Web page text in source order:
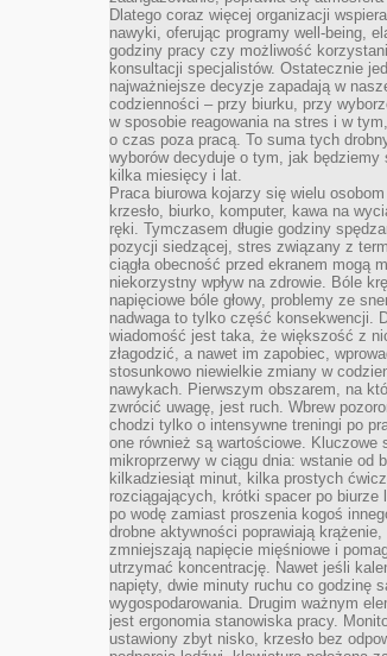
Dlatego coraz więcej organizacji
nawyki, oferując programy well-being,
godziny pracy czy możliwość
konsultacji specjalistów. Ostatecznie
najważniejsze decyzje zapadają w
codzienności – przy biurku, przy
w sposobie reagowania na stres i w
o czas poza pracą. To suma tych
wyborów decyduje o tym, jak będziemy
kilka miesięcy i lat.
Praca biurowa kojarzy się wielu
krzesło, biurko, komputer, kawa na
ręki. Tymczasem długie godziny
pozycji siedzącej, stres związany z
ciągła obecność przed ekranem mogą
niekorzystny wpływ na zdrowie. Bóle
napięciowe bóle głowy, problemy ze
nadwaga to tylko część konsekwencji.
wiadomość jest taka, że większość z
złagodzić, a nawet im zapobiec,
stosunkowo niewielkie zmiany w
nawykach. Pierwszym obszarem, na
zwrócić uwagę, jest ruch. Wbrew
chodzi tylko o intensywne treningi po
one również są wartościowe. Kluczowe
mikroprzerwy w ciągu dnia: wstanie od
kilkadziesiąt minut, kilka prostych
rozciągających, krótki spacer po biurze
po wodę zamiast proszenia kogoś
drobne aktywności poprawiają krążenie,
zmniejszają napięcie mięśniowe i
utrzymać koncentrację. Nawet jeśli
napięty, dwie minuty ruchu co godzinę
wygospodarowania. Drugim ważnym
jest ergonomia stanowiska pracy.
ustawiony zbyt nisko, krzesło bez